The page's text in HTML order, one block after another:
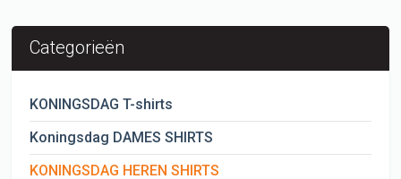
Categorieën
KONINGSDAG T-shirts
Koningsdag DAMES SHIRTS
KONINGSDAG HEREN SHIRTS